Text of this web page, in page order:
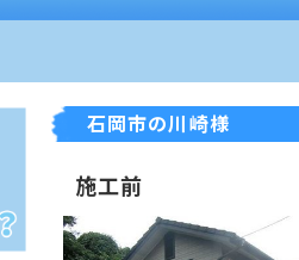
石岡市の川崎様
施工前